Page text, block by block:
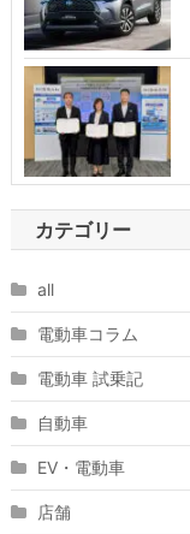
カテゴリー
all
電動車コラム
電動車 試乗記
自動車
EV・電動車
店舗